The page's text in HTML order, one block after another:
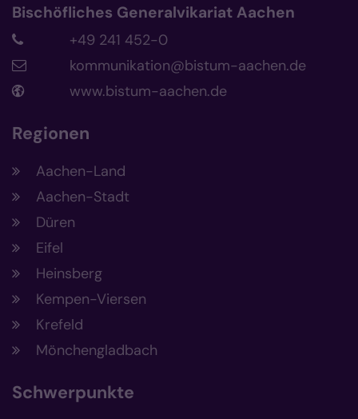
Bischöfliches Generalvikariat Aachen
+49 241 452-0
kommunikation@bistum-aachen.de
www.bistum-aachen.de
Regionen
Aachen-Land
Aachen-Stadt
Düren
Eifel
Heinsberg
Kempen-Viersen
Krefeld
Mönchengladbach
Schwerpunkte